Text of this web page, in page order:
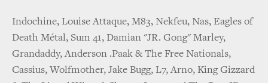
Indochine, Louise Attaque, M83, Nekfeu, Nas, Eagles of
Death Métal, Sum 41, Damian "JR. Gong" Marley,
Grandaddy, Anderson .Paak & The Free Nationals,
Cassius, Wolfmother, Jake Bugg, L7, Arno, King Gizzard